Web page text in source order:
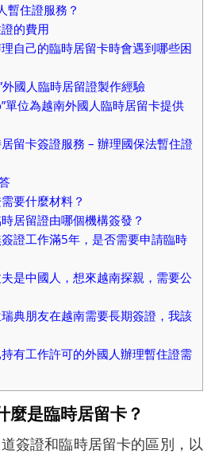
暫住證服務？
的費用
自己的臨時居留卡時會遇到哪些困
國人臨時居留證製作經驗
單位為越南外國人臨時居留卡提供
留卡簽證服務 – 辦理國保法暫住證
要什麼材料？
居留證由哪個機構簽發？
證工作滿5年，是否需要申請臨時
是中國人，想來越南探親，需要公
典朋友在越南需要長期簽證，我該
有工作許可的外國人辦理暫住證需
麼是臨時居留卡？
簽證和臨時居留卡的區別，以